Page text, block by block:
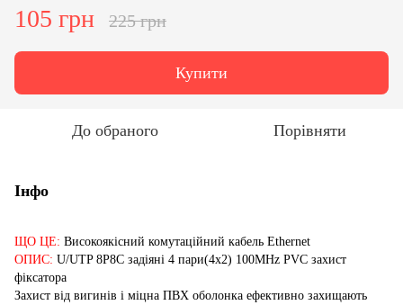
105 грн 225 грн
Купити
До обраного Порівняти
Інфо
ЩО ЦЕ: Високоякісний комутаційний кабель Ethernet
ОПИС: U/UTP 8P8C задіяні 4 пари(4x2) 100MHz PVC захист
фіксатора
Захист від вигинів і міцна ПВХ оболонка ефективно захищають